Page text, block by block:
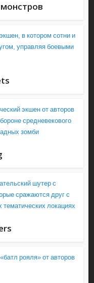
в котором сотни и
управляя боевыми
экшен от авторов
средневекового
зомби
шутер с
сражаются друг с
тематических локациях
рояля» от авторов